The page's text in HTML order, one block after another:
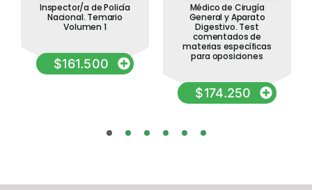
Inspector/a de Policía
Nacional. Temario
Volumen 1
$161.500
Médico de Cirugía
General y Aparato
Digestivo. Test
comentados de
materias específicas
para oposiciones
$174.250